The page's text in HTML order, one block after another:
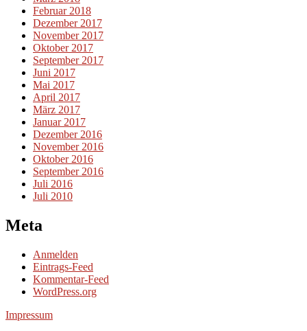
Februar 2018
Dezember 2017
November 2017
Oktober 2017
September 2017
Juni 2017
Mai 2017
April 2017
März 2017
Januar 2017
Dezember 2016
November 2016
Oktober 2016
September 2016
Juli 2016
Juli 2010
Meta
Anmelden
Eintrags-Feed
Kommentar-Feed
WordPress.org
Impressum